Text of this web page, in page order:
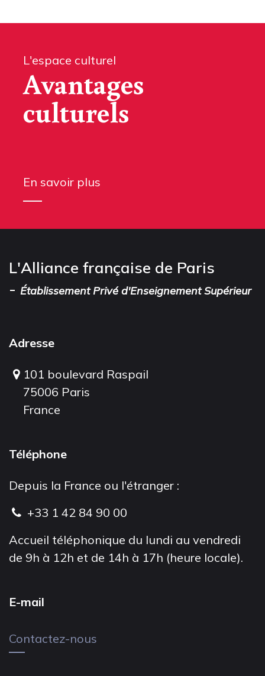
L'espace culturel
Avantages
culturels
En savoir plus
L'Alliance française de Paris
- Établissement Privé d'Enseignement Supérieur
Adresse
101 boulevard Raspail
75006 Paris
France
Téléphone
Depuis la France ou l'étranger :
+33 1 42 84 90 00
Accueil téléphonique du lundi au vendredi
de 9h à 12h et de 14h à 17h (heure locale).
E-mail
Contactez-nous